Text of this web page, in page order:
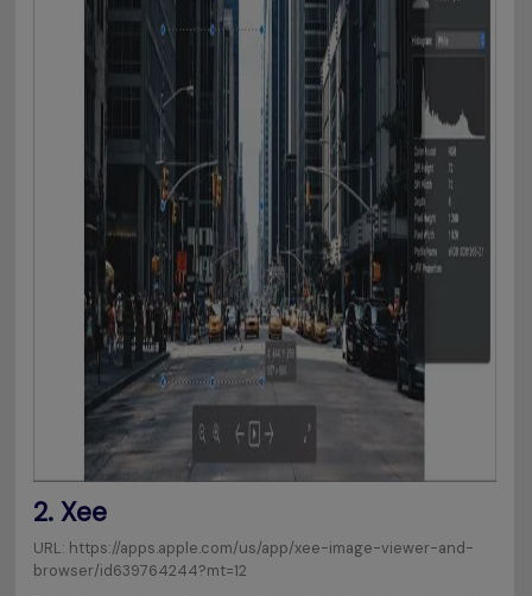
2. Xee
URL: https://apps.apple.com/us/app/xee-image-viewer-and-
browser/id639764244?mt=12